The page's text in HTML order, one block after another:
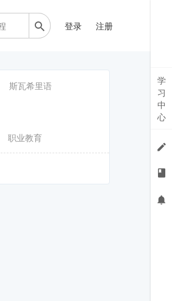
登录 注册
斯瓦希里语
职业教育
学
习
中
心